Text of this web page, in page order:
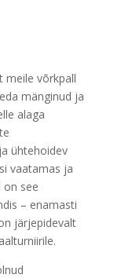
meile võrkpall
mänginud ja
alaga
ühtehoidev
vaatamas ja
on see
– enamasti
järjepidevalt